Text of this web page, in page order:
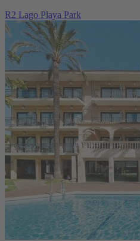
R2 Lago Playa Park